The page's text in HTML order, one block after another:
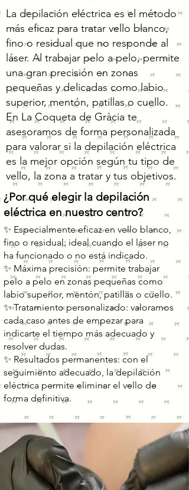
La depilación eléctrica es el método
más eficaz para tratar vello blanco,
fino o residual que no responde al
láser. Al trabajar pelo a pelo, permite
una gran precisión en zonas
pequeñas y delicadas como labio
superior, mentón, patillas o cuello.
En La Coqueta de Gràcia te
asesoramos de forma personalizada
para valorar si la depilación eléctrica
es la mejor opción según tu tipo de
vello, la zona a tratar y tus objetivos.
¿Por qué elegir la depilación
eléctrica en nuestro centro?
✨ Especialmente eficaz en vello blanco,
fino o residual: ideal cuando el láser no
ha funcionado o no está indicado.
✨ Máxima precisión: permite trabajar
pelo a pelo en zonas pequeñas como
labio superior, mentón, patillas o cuello.
✨ Tratamiento personalizado: valoramos
cada caso antes de empezar para
indicarte el tiempo más adecuado y
resolver dudas.
✨ Resultados permanentes: con el
seguimiento adecuado, la depilación
eléctrica permite eliminar el vello de
forma definitiva.